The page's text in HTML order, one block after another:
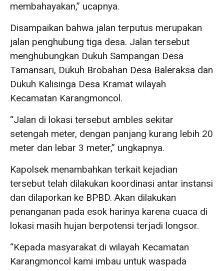
membahayakan,” ucapnya.
Disampaikan bahwa jalan terputus merupakan
jalan penghubung tiga desa. Jalan tersebut
menghubungkan Dukuh Sampangan Desa
Tamansari, Dukuh Brobahan Desa Baleraksa dan
Dukuh Kalisinga Desa Kramat wilayah
Kecamatan Karangmoncol.
“Jalan di lokasi tersebut ambles sekitar
setengah meter, dengan panjang kurang lebih 20
meter dan lebar 3 meter,” ungkapnya.
Kapolsek menambahkan terkait kejadian
tersebut telah dilakukan koordinasi antar instansi
dan dilaporkan ke BPBD. Akan dilakukan
penanganan pada esok harinya karena cuaca di
lokasi masih hujan berpotensi terjadi longsor.
“Kepada masyarakat di wilayah Kecamatan
Karangmoncol kami imbau untuk waspada